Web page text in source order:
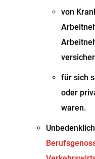
von
für sich
oder
waren.